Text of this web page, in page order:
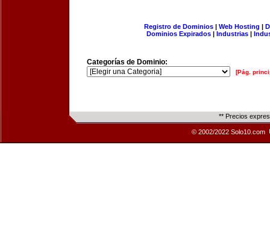
Registro de Dominios| Web Hosting |
Dominios Expirados | Industrias |
Categorías de Dominio:
[Pág.
** Precios
© 2002/2022 Solo10.com